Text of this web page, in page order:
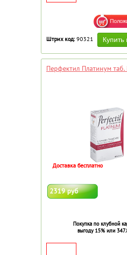
Штрих код: 90321
Перфектил Платинум
2319 руб
Покупка по клубной
выгоду 15% или
Доставка бесплатно